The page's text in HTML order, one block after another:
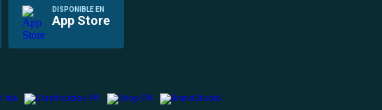
DISPONIBLE EN
App Store